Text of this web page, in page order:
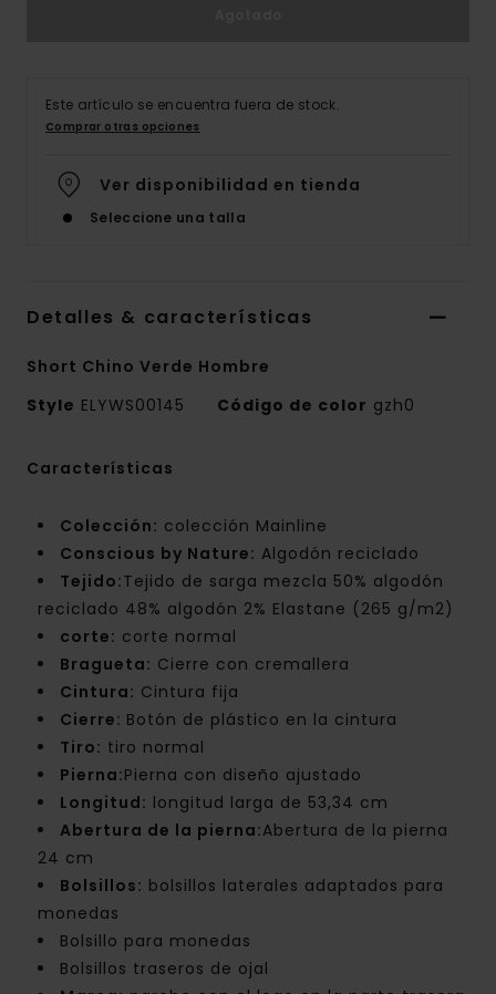
Este artículo se encuentra fuera de stock.
Comprar otras opciones
Ver disponibilidad en tienda
Seleccione una talla
Detalles & características
Short Chino Verde Hombre
Style ELYWS00145 Código de color gzh0
Características
Colección: colección Mainline
Conscious by Nature: Algodón reciclado
Tejido:Tejido de sarga mezcla 50% algodón
reciclado 48% algodón 2% Elastane (265 g/m2)
corte: corte normal
Bragueta: Cierre con cremallera
Cintura: Cintura fija
Cierre: Botón de plástico en la cintura
Tiro: tiro normal
Pierna:Pierna con diseño ajustado
Longitud: longitud larga de 53,34 cm
Abertura de la pierna:Abertura de la pierna
24 cm
Bolsillos: bolsillos laterales adaptados para
monedas
Bolsillo para monedas
Bolsillos traseros de ojal